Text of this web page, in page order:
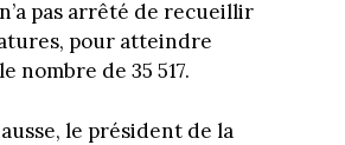
pas arrêté de recueillir
pour atteindre
nombre de 35 517.
le président de la